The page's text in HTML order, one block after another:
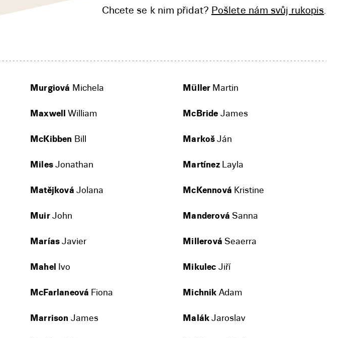
Chcete se k nim přidat? Pošlete nám svůj rukopis.
Murgiová Michela
Maxwell William
McKibben Bill
MilesJonathan
Matějková Jolana
MuirJohn
Marías Javier
Mahel Ivo
McFarlaneová Fiona
Marrison James
Müller Martin
McBride James
Markoš Ján
MartínezLayla
McKennová Kristine
Manderová Sanna
Millerová Seaerra
Mikulec Jiří
Michnik Adam
Malák Jaroslav